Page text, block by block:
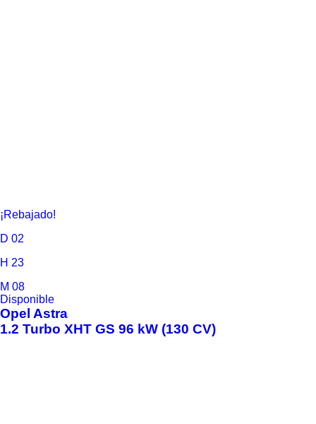
¡Rebajado!
D 02
H 23
M 08
Disponible
Opel Astra
1.2 Turbo XHT GS 96 kW (130 CV)